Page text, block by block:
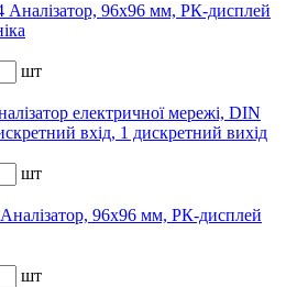
96x96 мм, РК-дисплей
шт
електричної мережі, DIN
вхід, 1 дискретний вихід
шт
96x96 мм, РК-дисплей
шт